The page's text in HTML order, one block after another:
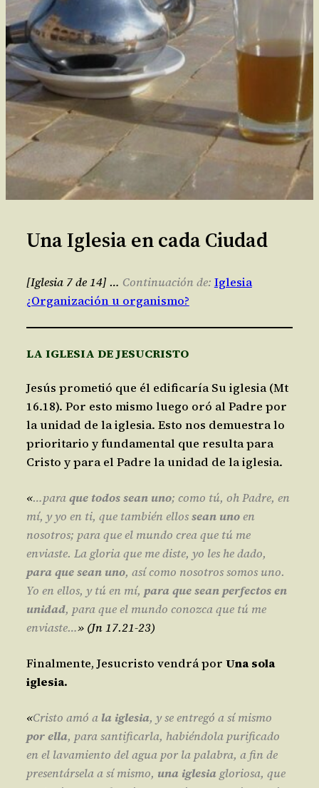
Una Iglesia en cada Ciudad
[Iglesia 7 de 14] … Continuación de: Iglesia
¿Organización u organismo?
LA IGLESIA DE JESUCRISTO
Jesús prometió que él edificaría Su iglesia (Mt
16.18). Por esto mismo luego oró al Padre por
la unidad de la iglesia. Esto nos demuestra lo
prioritario y fundamental que resulta para
Cristo y para el Padre la unidad de la iglesia.
«…paraque todos sean uno; como tú, oh Padre, en
mí, y yo en ti, que también ellossean unoen
nosotros; para que el mundo crea que tú me
enviaste. La gloria que me diste, yo les he dado,
para que sean uno, así como nosotros somos uno.
Yo en ellos, y tú en mí, para que sean perfectos en
unidad, para que el mundo conozca que tú me
enviaste…» (Jn 17.21-23)
Finalmente, Jesucristo vendrá por Una sola
iglesia.
«Cristo amó a la iglesia, y se entregó a sí mismo
por ella, para santificarla, habiéndola purificado
en el lavamiento del agua por la palabra, a fin de
presentársela a sí mismo, una iglesia gloriosa, que